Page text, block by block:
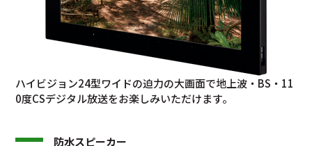
ハイビジョン24型ワイドの迫力の大画面で地上波・BS・11
0度CSデジタル放送をお楽しみいただけます。
防水スピーカー